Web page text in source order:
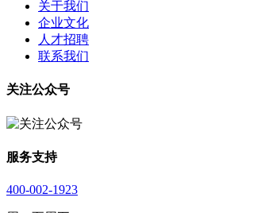
关于我们
企业文化
人才招聘
联系我们
关注公众号
服务支持
400-002-1923